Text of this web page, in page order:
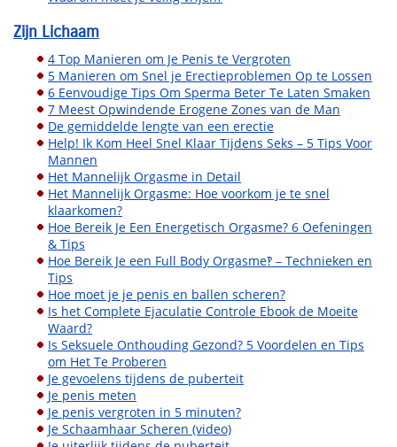
Zijn Lichaam
4 Top Manieren om Je Penis te Vergroten
5 Manieren om Snel je Erectieproblemen Op te Lossen
6 Eenvoudige Tips Om Sperma Beter Te Laten Smaken
7 Meest Opwindende Erogene Zones van de Man
De gemiddelde lengte van een erectie
Help! Ik Kom Heel Snel Klaar Tijdens Seks – 5 Tips Voor
Mannen
Het Mannelijk Orgasme in Detail
Het Mannelijk Orgasme: Hoe voorkom je te snel
klaarkomen?
Hoe Bereik Je Een Energetisch Orgasme? 6 Oefeningen
& Tips
Hoe Bereik Je een Full Body Orgasme‽ – Technieken en
Tips
Hoe moet je je penis en ballen scheren?
Is het Complete Ejaculatie Controle Ebook de Moeite
Waard?
Is Seksuele Onthouding Gezond? 5 Voordelen en Tips
om Het Te Proberen
Je gevoelens tijdens de puberteit
Je penis meten
Je penis vergroten in 5 minuten?
Je Schaamhaar Scheren (video)